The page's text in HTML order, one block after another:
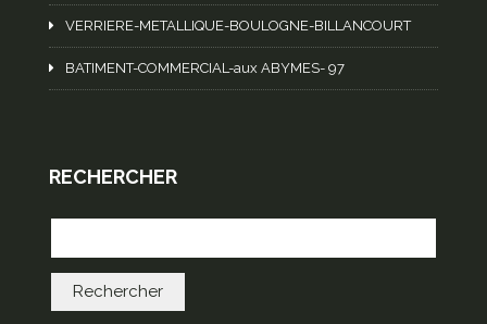
VERRIERE-METALLIQUE-BOULOGNE-BILLANCOURT
BATIMENT-COMMERCIAL-aux ABYMES- 97
RECHERCHER